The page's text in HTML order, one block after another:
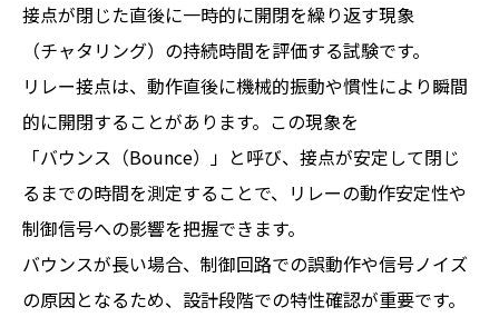
接点が閉じた直後に一時的に開閉を繰り返す現象
（チャタリング）の持続時間を評価する試験です。
リレー接点は、動作直後に機械的振動や慣性により瞬間
的に開閉することがあります。この現象を
「バウンス（Bounce）」と呼び、接点が安定して閉じ
るまでの時間を測定することで、リレーの動作安定性や
制御信号への影響を把握できます。
バウンスが長い場合、制御回路での誤動作や信号ノイズ
の原因となるため、設計段階での特性確認が重要です。